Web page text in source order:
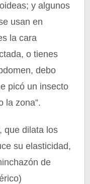
y algunos
usan en
la cara
o tienes
debo
picó un insecto
la zona”.
que dilata los
su elasticidad,
de